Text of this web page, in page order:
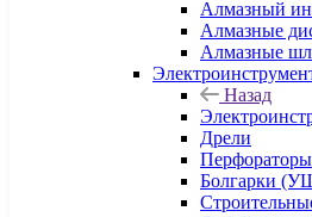
Алмазный
Алмазные
Алмазные
Назад
Дрели
Перфораторы
Болгарки